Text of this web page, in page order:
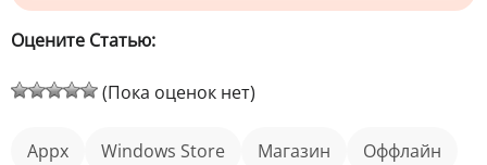
Оцените Статью:
(Пока оценок нет)
appx Windows Store магазин оффлайн